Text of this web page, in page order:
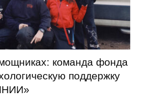
команда фонда
поддержку